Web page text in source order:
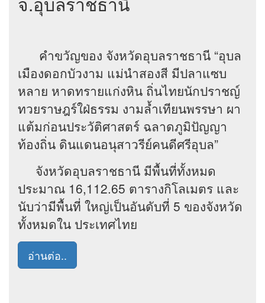
คำขวัญของ จังหวัดอุบลราชธานี “อุบล
เมืองดอกบัวงาม แม่นำสองสี มีปลาแซบ
หลาย หาดทรายแก่งหิน ถิ่นไทยนักปราชญ์
ทวยราษฎร์ใฝ่ธรรม งามล้ำเทียนพรรษา ผา
แต้มก่อนประวัติศาสตร์ ฉลาดภูมิปัญญา
ท้องถิ่น ดินแดนอนุสาวรีย์คนดีศรีอุบล”
จังหวัดอุบลราชธานี มีพื้นที่ทั้งหมด
ประมาณ 16,112.65 ตารางกิโลเมตร และ
นับว่ามีพื้นที่ ใหญ่เป็นอันดับที่ 5 ของจังหวัด
ทั้งหมดใน ประเทศไทย
อ่านต่อ..